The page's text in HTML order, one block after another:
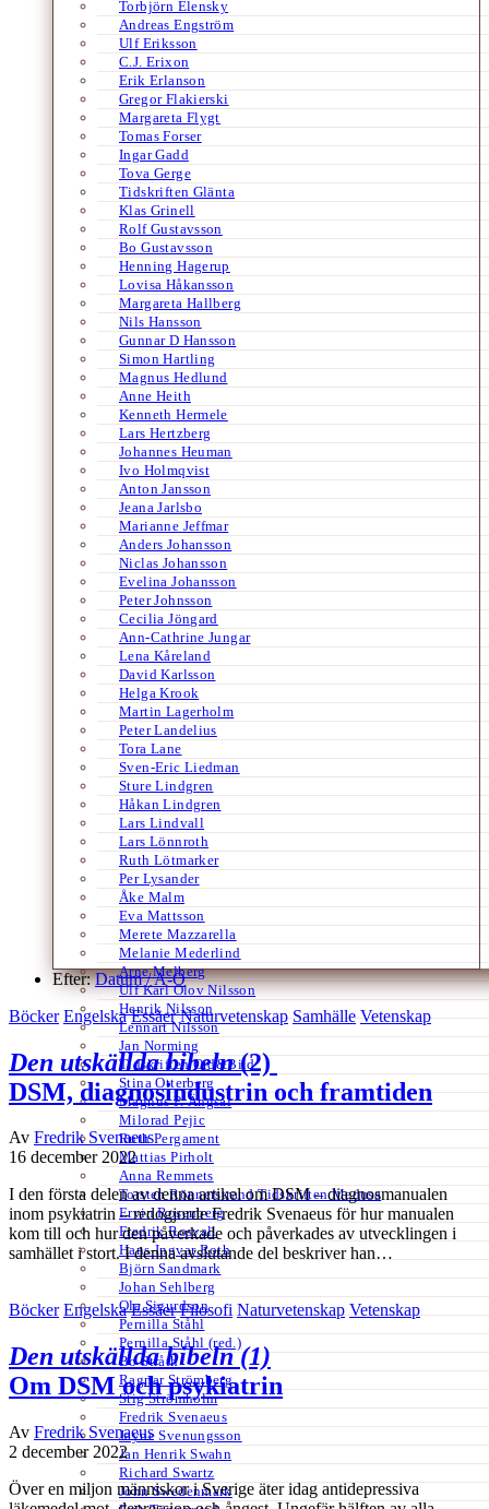
Torbjörn Elensky
Andreas Engström
Ulf Eriksson
C.J. Erixon
Erik Erlanson
Gregor Flakierski
Margareta Flygt
Tomas Forser
Ingar Gadd
Tova Gerge
Tidskriften Glänta
Klas Grinell
Rolf Gustavsson
Bo Gustavsson
Henning Hagerup
Lovisa Håkansson
Margareta Hallberg
Nils Hansson
Gunnar D Hansson
Simon Hartling
Magnus Hedlund
Anne Heith
Kenneth Hermele
Lars Hertzberg
Johannes Heuman
Ivo Holmqvist
Anton Jansson
Jeana Jarlsbo
Marianne Jeffmar
Anders Johansson
Niclas Johansson
Evelina Johansson
Peter Johnsson
Cecilia Jöngard
Ann-Cathrine Jungar
Lena Kåreland
David Karlsson
Helga Krook
Martin Lagerholm
Peter Landelius
Tora Lane
Sven-Eric Liedman
Sture Lindgren
Håkan Lindgren
Lars Lindvall
Lars Lönnroth
Ruth Lötmarker
Per Lysander
Åke Malm
Eva Mattsson
Merete Mazzarella
Melanie Mederlind
Arne Melberg
Ulf Karl Olov Nilsson
Henrik Nilsson
Lennart Nilsson
Jan Norming
Tidskriften Ord&Bild
Stina Otterberg
Magnus P. Ängsal
Milorad Pejic
Ruth Pergament
Mattias Pirholt
Anna Remmets
Torsten Rönnerstrand Tidskriften Medusa
Ervin Rosenberg
Fredrik Rosvall
Hans-Ingvar Roth
Björn Sandmark
Johan Sehlberg
Ola Sigurdson
Pernilla Ståhl
Pernilla Ståhl (red.)
Bo Stråth
Ragnar Strömberg
Stig Strömholm
Fredrik Svenaeus
Jayne Svenungsson
Jan Henrik Swahn
Richard Swartz
John Swedenmark
Efter:Datum /A-Ö
Böcker Engelska Essäer Naturvetenskap Samhälle Vetenskap
Den utskällda bibeln(2)
DSM, diagnosindustrin och framtiden
Av Fredrik Svenaeus
16 december 2022
I den första delen av denna artikel om DSM – diagnosmanualen
inom psykiatrin – redogjorde Fredrik Svenaeus för hur manualen
kom till och hur den påverkade och påverkades av utvecklingen i
samhället i stort. I denna avslutande del beskriver han…
Böcker Engelska Essäer Filosofi Naturvetenskap Vetenskap
Den utskällda bibeln (1)
Om DSM och psykiatrin
Av Fredrik Svenaeus
2 december 2022
Över en miljon människor i Sverige äter idag antidepressiva